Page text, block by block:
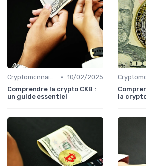
Cryptomonnaies populaires • 10/02/2025
Comprendre la crypto CKB :
un guide essentiel
la